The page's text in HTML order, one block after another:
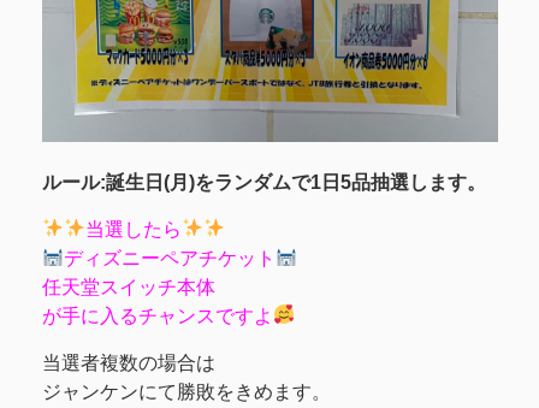
ルール:誕生日(月)をランダムで1日5品抽選します。
当選したら
ディズニーペアチケット
任天堂スイッチ本体
が手に入るチャンスですよ
当選者複数の場合は
ジャンケンにて勝敗をきめます。